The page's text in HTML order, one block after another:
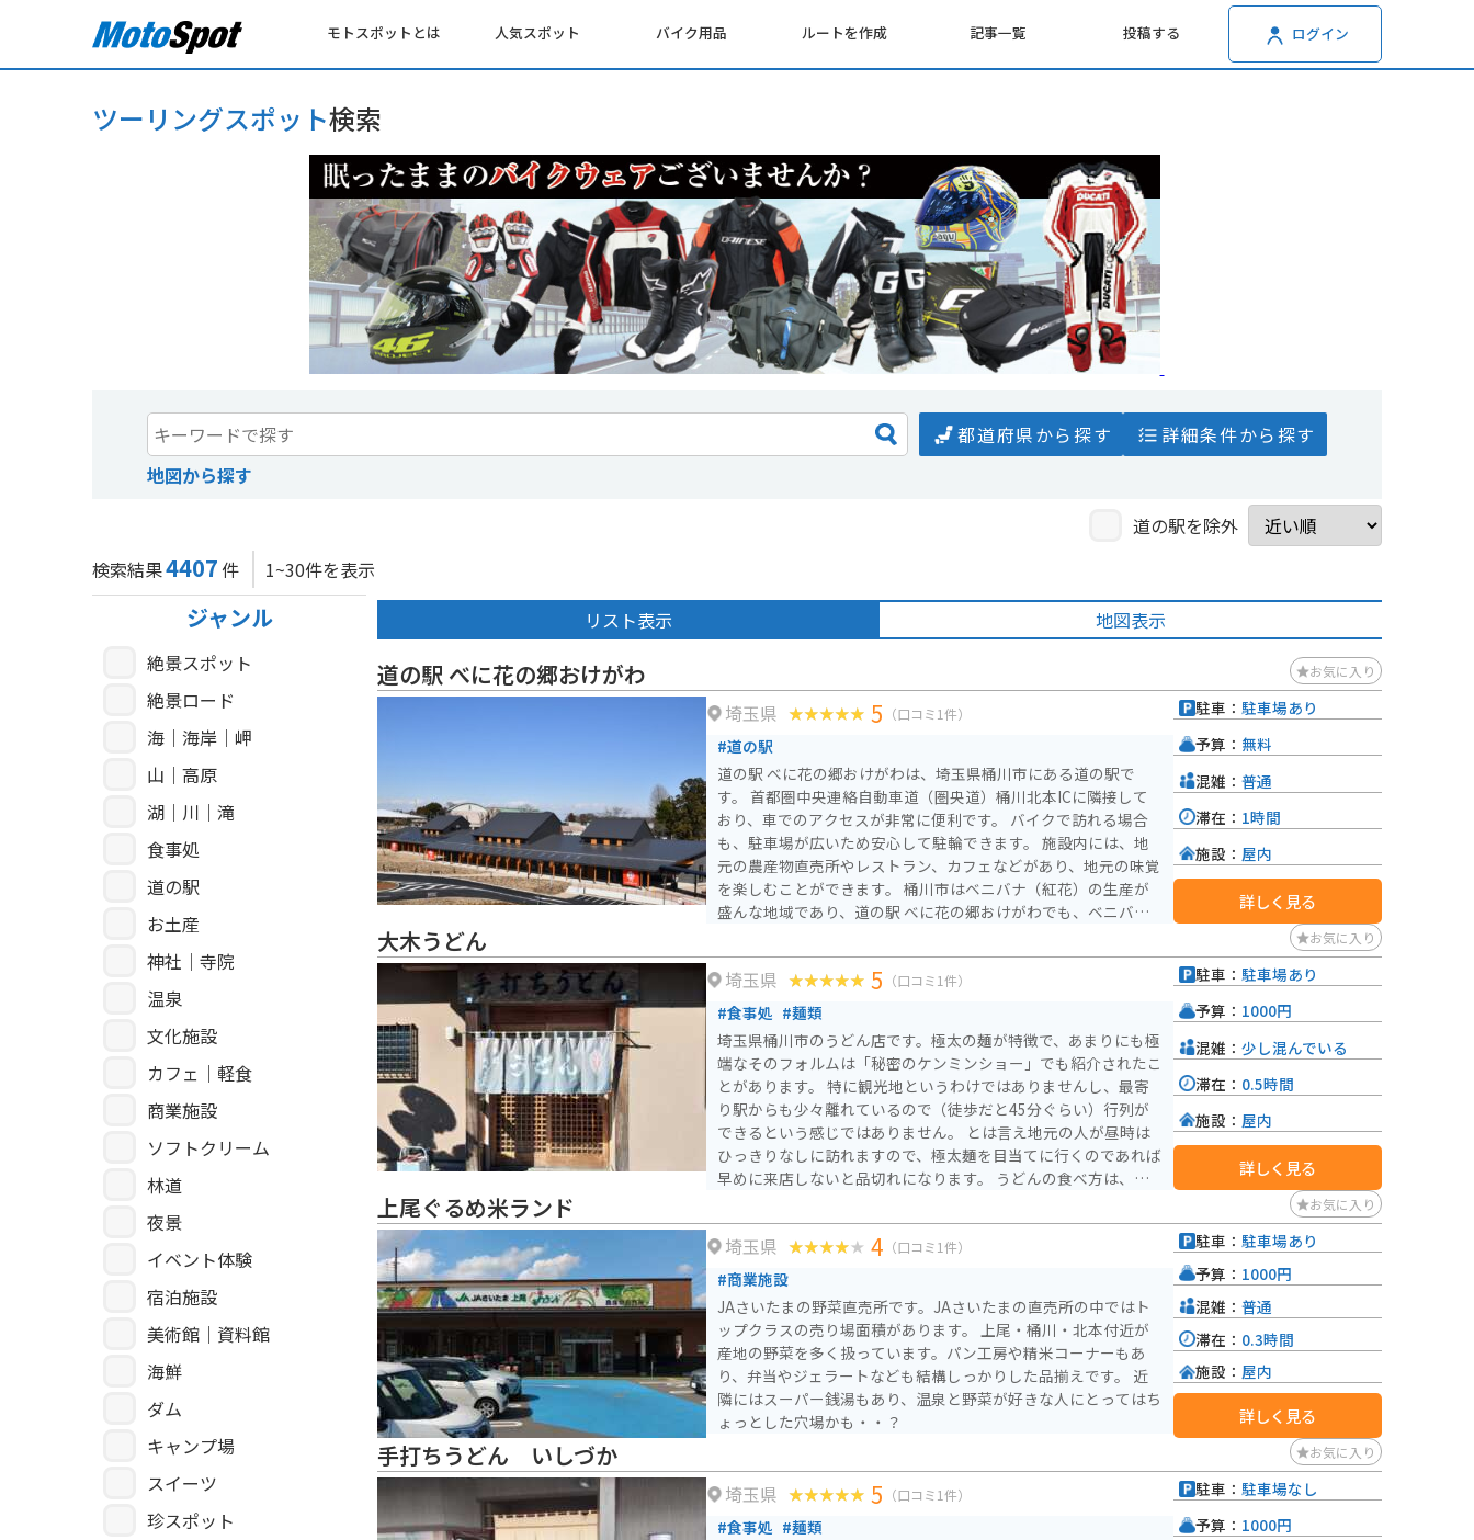
モトスポットとは 人気スポット バイク用品 ルートを作成 記事一覧 投稿する ログイン
ツーリングスポット検索
都道府県から探す
詳細条件から探す
地図から探す
道の駅を除外
検索結果4407件 1~30件を表示
ジャンル
絶景スポット
絶景ロード
海｜海岸｜岬
山｜高原
湖｜川｜滝
食事処
道の駅
お土産
神社｜寺院
温泉
文化施設
カフェ｜軽食
商業施設
ソフトクリーム
林道
夜景
イベント体験
宿泊施設
美術館｜資料館
海鮮
ダム
キャンプ場
スイーツ
珍スポット
リスト表示 地図表示
道の駅 べに花の郷おけがわ お気に入り
埼玉県 5 （口コミ1件）
#道の駅
道の駅 べに花の郷おけがわは、埼玉県桶川市にある道の駅で
す。 首都圏中央連絡自動車道（圏央道）桶川北本ICに隣接して
おり、車でのアクセスが非常に便利です。 バイクで訪れる場合
も、駐車場が広いため安心して駐輪できます。 施設内には、地
元の農産物直売所やレストラン、カフェなどがあり、地元の味覚
を楽しむことができます。 桶川市はベニバナ（紅花）の生産が
盛んな地域であり、道の駅 べに花の郷おけがわでも、ベニバナ
されているので、興味のある方はぜひ参加してみてください。
また、桶川市は、中山道の宿場町として栄えた歴史があり、宿場
町時代の面影を残す建物や史跡なども点在しています。 道の駅
の周辺にも、歴史を感じられるスポットがいくつかあるので、散
策してみるのも良いでしょう。 道の駅 べに花の郷おけがわは、
地元の農産物や特産品を購入できるだけでなく、桶川市の歴史や
文化に触れることもできる場所です。 圏央道を利用してのドラ
イブやツーリングの休憩場所として、ぜひ立ち寄ってみてくださ
い。 近隣には、桶川市歴史民俗資料館や、桶川スポーツランド
など、様々な観光スポットがあります。 少し足を延ばせば、川
越市の蔵造りの街並みなど、観光名所も多くあります。 道の駅
すすめです。 道の駅内には、情報コーナーも設置されているの
で、周辺の観光情報やイベント情報などを得ることもできます。
また、地元のボランティアガイドによる案内なども行われている
ので、より深く桶川市について知りたい方は、気軽に声をかけて
みてください。 バイクで訪れる方は、道の駅の駐車場にバイク
専用の駐輪スペースが設けられているので、安心して駐車できま
す。 また、道の駅周辺には、自然豊かな公園や、走りやすい道
路もあるので、ツーリングの休憩場所としてだけでなく、目的地
としてもおすすめです。
駐車： 駐車場あり
予算： 無料
混雑： 普通
滞在： 1時間
施設： 屋内
詳しく見る
大木うどん お気に入り
埼玉県 5 （口コミ1件）
#食事処 #麺類
埼玉県桶川市のうどん店です。極太の麺が特徴で、あまりにも極
端なそのフォルムは「秘密のケンミンショー」でも紹介されたこ
とがあります。 特に観光地というわけではありませんし、最寄
り駅からも少々離れているので（徒歩だと45分ぐらい）行列が
できるという感じではありません。 とは言え地元の人が昼時は
ひっきりなしに訪れますので、極太麺を目当てに行くのであれば
早めに来店しないと品切れになります。 うどんの食べ方は、基
選ぶことが可能です。
駐車： 駐車場あり
予算： 1000円
混雑： 少し混んでいる
滞在： 0.5時間
施設： 屋内
詳しく見る
上尾ぐるめ米ランド お気に入り
埼玉県 4 （口コミ1件）
#商業施設
JAさいたまの野菜直売所です。JAさいたまの直売所の中ではト
ップクラスの売り場面積があります。 上尾・桶川・北本付近が
産地の野菜を多く扱っています。パン工房や精米コーナーもあ
り、弁当やジェラートなども結構しっかりした品揃えです。 近
隣にはスーパー銭湯もあり、温泉と野菜が好きな人にとってはち
ょっとした穴場かも・・？
駐車： 駐車場あり
予算： 1000円
混雑： 普通
滞在： 0.3時間
施設： 屋内
詳しく見る
手打ちうどん いしづか お気に入り
埼玉県 5 （口コミ1件）
#食事処 #麺類
駐車： 駐車場なし
予算： 1000円